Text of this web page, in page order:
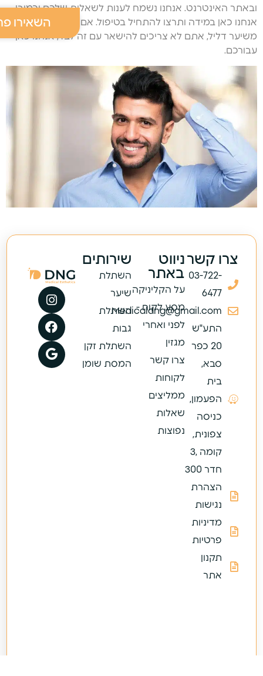
ובאתר האינטרנט. אנחנו נשמח לענות לשאלות שלכם וכמובן,
אנחנו כאן במידה ותרצו להתחיל בטיפול. אם אתם סובלים
משיער דליל, אתם לא צריכים להישאר עם זה לבד, אנחנו כאן
עבורכם.
צרו קשר
03-722-
6477
Medicaldng@gmail.com
התע"ש
20 כפר
סבא,
בית
הפעמון,
כניסה
צפונית,
קומה ,3
חדר 300
הצהרת
נגישות
מדיניות
פרטיות
תקנון
אתר
ניווט
באתר
על הקליניקה
מסע לקוח -
לפני ואחרי
מגזין
צרו קשר
לקוחות
ממליצים
שאלות
נפוצות
שירותים
השתלת
שיער
השתלת
גבות
השתלת זקן
המסת שומן
השאירו